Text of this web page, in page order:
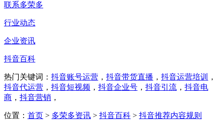
联系多荣多
行业动态
企业资讯
抖音百科
热门关键词： 抖音账号运营 ， 抖音带货直播 ， 抖音运营培训
，
抖音代运营 ， 抖音短视频 ， 抖音企业号 ， 抖音引流 ， 抖音电
商 ， 抖音营销 ，
位置： 首页 > 多荣多资讯 > 抖音百科 > 抖音推荐内容规则